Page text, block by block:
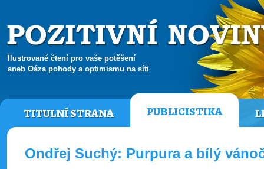
Ilustrované čtení pro vaše potěšení
aneb Oáza pohody a optimismu na síti
TITULNÍ STRANA PUBLICISTIKA
Ondřej Suchý: Purpura a bílý